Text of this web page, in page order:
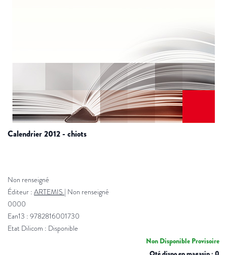
calendrier 2012 - chiots
Non renseigné
Éditeur : ARTEMIS | Non renseigné
0000
Ean13 : 9782816001730
Etat Dilicom : Disponible
Non Disponible Provisoire